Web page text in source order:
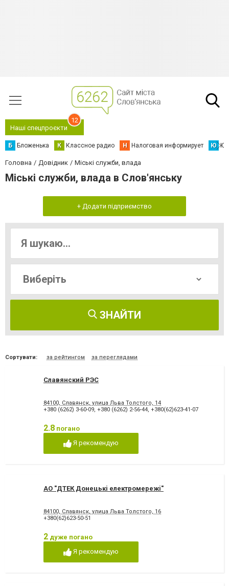
Наші спецпроєкти
12
Б Бложенька К Классное радио Н Налоговая информирует Ю
Головна Довідник Міські служби, влада
Міські служби, влада в Слов'янську
+ Додати підприємство
ЗНАЙТИ
Сортувати: за рейтингом за переглядами
Славянский РЭС
84100, Славянск, улица Льва Толстого, 14
+380 (6262) 3-60-09, +380 (6262) 2-56-44, +380(62)623-41-07
2.8 погано
Я рекомендую
АО "ДТЕК Донецькi електромережi"
84100, Славянск, улица Льва Толстого, 16
+380(62)623-50-51
2 дуже погано
Я рекомендую